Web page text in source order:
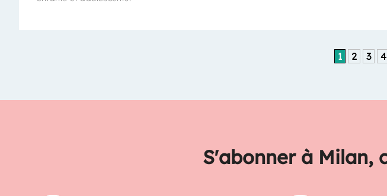
1 2 3 4
S'abonner à Milan,